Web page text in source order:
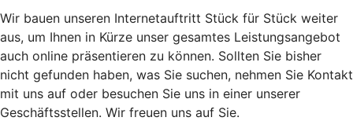
Wir bauen unseren Internetauftritt Stück für Stück weiter
aus, um Ihnen in Kürze unser gesamtes Leistungsangebot
auch online präsentieren zu können. Sollten Sie bisher
nicht gefunden haben, was Sie suchen, nehmen Sie Kontakt
mit uns auf oder besuchen Sie uns in einer unserer
Geschäftsstellen. Wir freuen uns auf Sie.